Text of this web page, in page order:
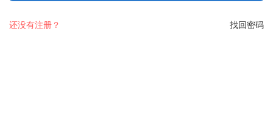
找回密码
还没有注册？